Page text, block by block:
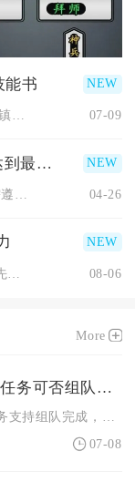
能书
07-09
效果
04-26
08-06
More
卧虎藏龙2帮会任务可否组队完成
卧虎藏龙2帮会任务支持组队完成，但不同类型帮会任务的组队收益...
07-08